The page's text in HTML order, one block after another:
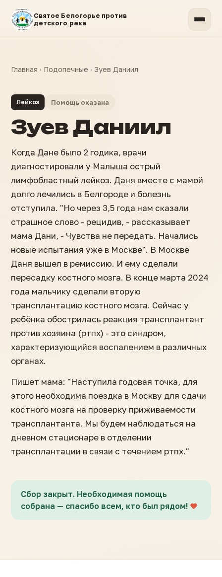
Святое Белогорье против
детского рака
Главная · Подопечные · Зуев Даниил
Лейкоз Помощь оказана
Зуев Даниил
Когда Дане было 2 годика, врачи
диагностировали у Малыша острый
лимфобластный лейкоз. Даня вместе с мамой
долго лечились в Белгороде и болезнь
отступила. "Но через 3,5 года нам сказали
страшное слово - рецидив, - рассказывает
мама Дани, - Чувства не передать. Начались
новые испытания уже в Москве". В Москве
Даня вышел в ремиссию. И ему сделали
пересадку костного мозга. В конце марта 2024
года мальчику сделали вторую
трансплантацию костного мозга. Сейчас у
ребёнка обострилась реакция трансплантант
против хозяина (ртпх) - это синдром,
характеризующийся воспалением в различных
органах.
Пишет мама: "Наступила годовая точка, для
этого необходима поездка в Москву для сдачи
костного мозга на проверку приживаемости
трансплантанта. Мы будем наблюдаться на
дневном стационаре в отделении
трансплантации в связи с течением ртпх."
Сбор закрыт. Необходимая помощь
собрана — спасибо всем, кто был рядом!